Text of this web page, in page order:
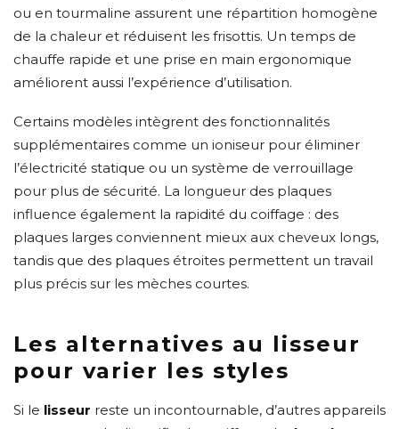
ou en tourmaline assurent une répartition homogène
de la chaleur et réduisent les frisottis. Un temps de
chauffe rapide et une prise en main ergonomique
améliorent aussi l’expérience d’utilisation.
Certains modèles intègrent des fonctionnalités
supplémentaires comme un ioniseur pour éliminer
l’électricité statique ou un système de verrouillage
pour plus de sécurité. La longueur des plaques
influence également la rapidité du coiffage : des
plaques larges conviennent mieux aux cheveux longs,
tandis que des plaques étroites permettent un travail
plus précis sur les mèches courtes.
Les alternatives au lisseur
pour varier les styles
Si le lisseur reste un incontournable, d’autres appareils